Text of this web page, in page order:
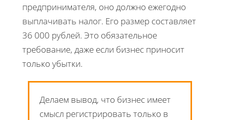
предпринимателя, оно должно ежегодно
выплачивать налог. Его размер составляет
36 000 рублей. Это обязательное
требование, даже если бизнес приносит
только убытки.
Делаем вывод, что бизнес имеет
смысл регистрировать только в